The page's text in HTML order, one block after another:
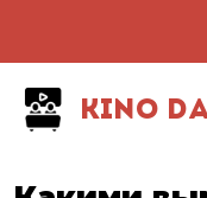
KINO